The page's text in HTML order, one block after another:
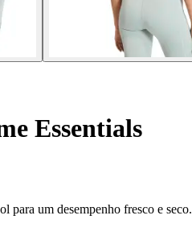
Essentials
para um desempenho fresco e seco.